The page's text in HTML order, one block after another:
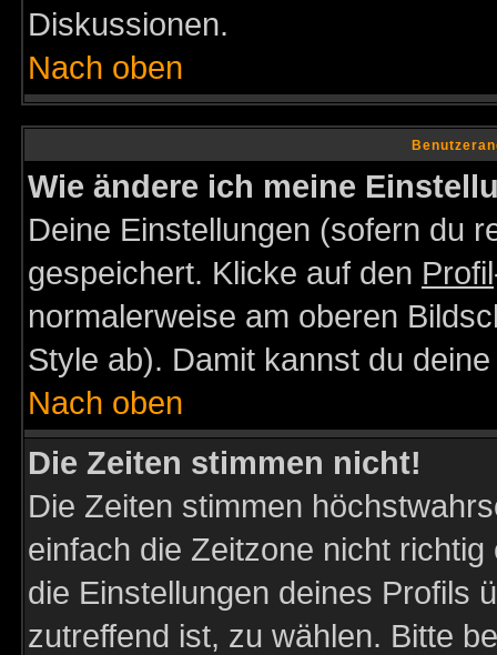
Diskussionen.
Nach oben
Wie ändere ich meine
Deine Einstellungen (sofern du
gespeichert. Klicke auf den Profil
normalerweise am oberen
Style ab). Damit kannst du
Nach oben
Die Zeiten stimmen nicht!
Die Zeiten stimmen
einfach die Zeitzone nicht
die Einstellungen deines Profils
zutreffend ist, zu wählen. Bitte